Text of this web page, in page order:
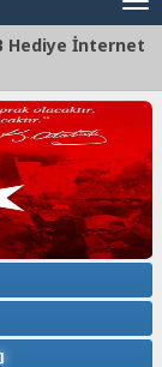
Hediye İnternet